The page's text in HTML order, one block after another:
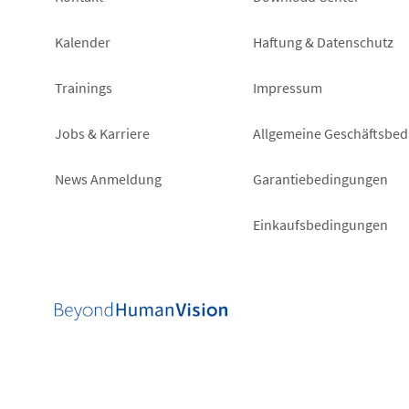
left
Kalender
Trainings
Jobs & Karriere
News Anmeldung
right
Haftung & Datenschutz
Impressum
Allgemeine
Garantiebedingungen
Einkaufsbedingungen